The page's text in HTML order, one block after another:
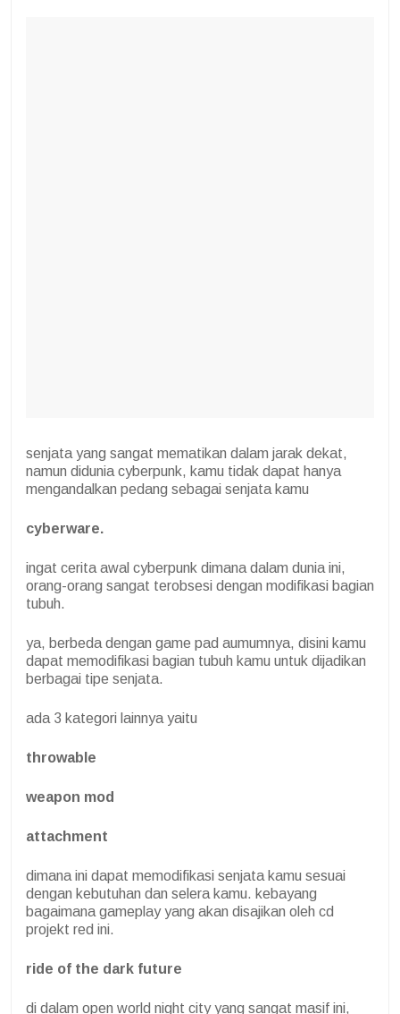
senjata yang sangat mematikan dalam jarak dekat,
namun didunia cyberpunk, kamu tidak dapat hanya
mengandalkan pedang sebagai senjata kamu
cyberware.
ingat cerita awal cyberpunk dimana dalam dunia ini,
orang-orang sangat terobsesi dengan modifikasi bagian
tubuh.
ya, berbeda dengan game pad aumumnya, disini kamu
dapat memodifikasi bagian tubuh kamu untuk dijadikan
berbagai tipe senjata.
ada 3 kategori lainnya yaitu
throwable
weapon mod
attachment
dimana ini dapat memodifikasi senjata kamu sesuai
dengan kebutuhan dan selera kamu. kebayang
bagaimana gameplay yang akan disajikan oleh cd
projekt red ini.
ride of the dark future
di dalam open world night city yang sangat masif ini,